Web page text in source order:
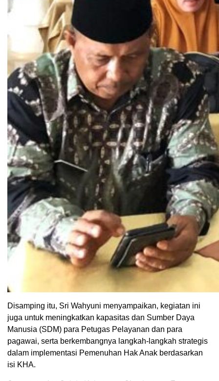
Disamping itu, Sri Wahyuni menyampaikan, kegiatan ini
juga untuk meningkatkan kapasitas dan Sumber Daya
Manusia (SDM) para Petugas Pelayanan dan para
pagawai, serta berkembangnya langkah-langkah strategis
dalam implementasi Pemenuhan Hak Anak berdasarkan
isi KHA.